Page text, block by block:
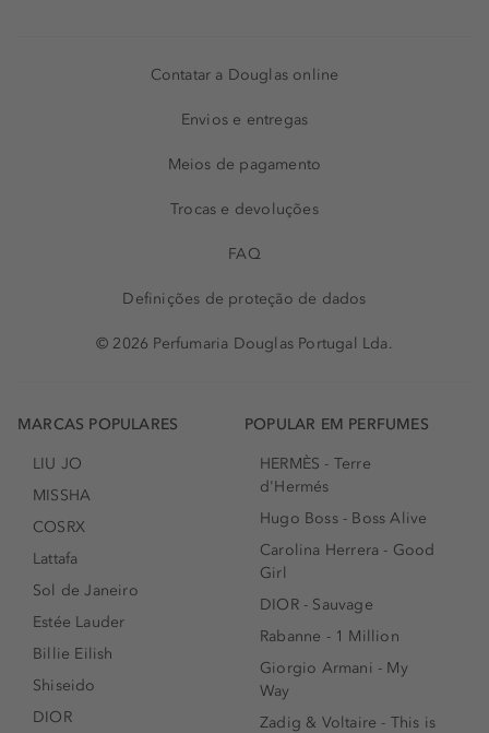
Contatar a Douglas online
Envios e entregas
Meios de pagamento
Trocas e devoluções
FAQ
Definições de proteção de dados
© 2026 Perfumaria Douglas Portugal Lda.
MARCAS POPULARES
LIU JO
MISSHA
COSRX
Lattafa
Sol de Janeiro
Estée Lauder
Billie Eilish
Shiseido
DIOR
POPULAR EM PERFUMES
HERMÈS - Terre
d'Hermés
Hugo Boss - Boss Alive
Carolina Herrera - Good
Girl
DIOR - Sauvage
Rabanne - 1 Million
Giorgio Armani - My
Way
Zadig & Voltaire - This is